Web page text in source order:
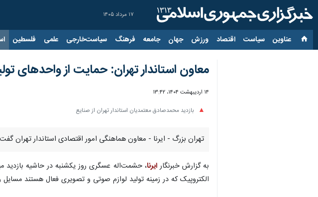
۱۷ مرداد ۱۴۰۵
عناوین‌ سیاست اقتصاد ورزش جهان جامعه فرهنگ سیاست‌خارجی علمی فلسطین
معاون استاندار تهران: حمایت از واحدهای
۱۴ اردیبهشت ۱۴۰۴، ۱۳:۴۲
بازدید محمدصادق معتمدیان استاندار تهران از صنایع
تهران بزرگ - ایرنا - معاون هماهنگی امور اقتصادی استاندار
به گزارش خبرنگارایرنا، حشمت‌اله عسگری روز یکشنبه در حاشیه بازدید
الکتروپیک که در زمینه تولید لوازم صوتی و تصویری فعال هستند مسایل